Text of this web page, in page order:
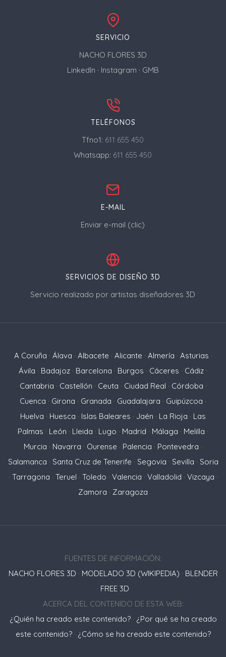
SERVICIO
NACHO FLORES 3D
LinkedIn · Instagram · GMB
TELÉFONOS
Tfno1: 611 655 450
Whatsapp: 611 655 450
E-MAIL
Enviar e-mail (clic)
SERVICIOS DE DISEÑO 3D
Servicio realizado por artistas diseñadores 3D
A Coruña · Álava · Albacete · Alicante · Almería · Asturias ·
Ávila · Badajoz · Barcelona · Burgos · Cáceres · Cádiz ·
Cantabria · Castellón · Ceuta · Ciudad Real · Córdoba ·
Cuenca · Girona · Granada · Guadalajara · Guipúzcoa ·
Huelva · Huesca · Islas Baleares · Jaén · La Rioja · Las
Palmas · León · Lleida · Lugo · Madrid · Málaga · Melilla ·
Murcia · Navarra · Ourense · Palencia · Pontevedra ·
Salamanca · Santa Cruz de Tenerife · Segovia · Sevilla · Soria
· Tarragona · Teruel · Toledo · Valencia · Valladolid · Vizcaya ·
Zamora · Zaragoza
FUENTES DE INFORMACIÓN:
NACHO FLORES 3D · MODELADO 3D (WIKIPEDIA) · BLENDER
· FREE 3D
ACERCA DEL CONTENIDO DE ESTA WEB:
¿Quién ha creado este contenido?· ¿Por qué se ha creado
este contenido?· ¿Cómo se ha creado este contenido?